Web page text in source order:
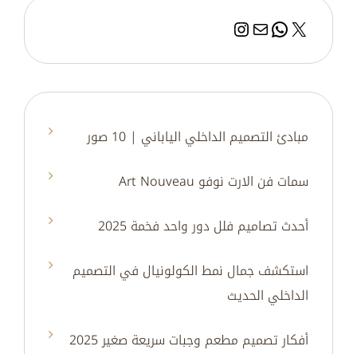
إكسواتساب
بريد
مبادئ التصميم الداخلي الياباني | 10 صور
سمات فن الارت نوفو Art Nouveau
أحدث تصاميم فلل دور واحد فخمة 2025
استكشف جمال نمط الكولونيال في التصميم
الداخلي الحديث
أفكار تصميم مطعم وجبات سريعة صغير 2025